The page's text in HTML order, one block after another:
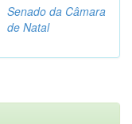
Senado da Câmara
de Natal